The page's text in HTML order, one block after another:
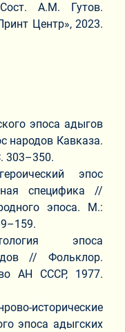
А.М. Гутов.
Центр», 2023.
эпоса адыгов
народов Кавказа.
303–350.
эпос
специфика //
эпоса. М.:
эпоса
// Фольклор.
АН СССР, 1977.
эпоса адыгских